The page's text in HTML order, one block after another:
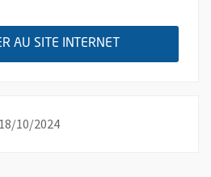
AU SITE INTERNET , OUVRE UNE
10/2024